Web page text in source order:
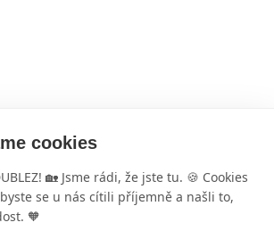
cookies
🏡 Jsme rádi, že jste tu. 🍪 Cookies
se u nás cítili příjemně a našli to,
🧡